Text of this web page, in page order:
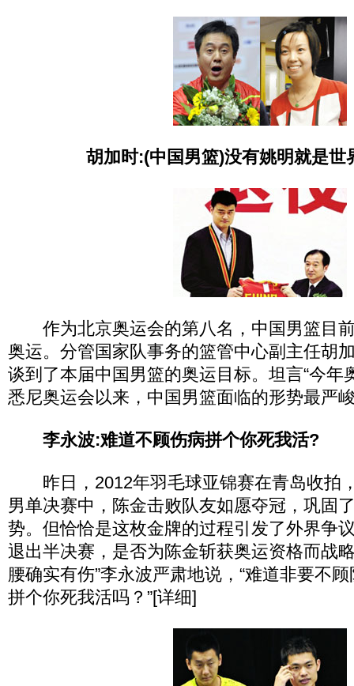
胡加时:(中国男篮)没有姚明就是世
作为北京奥运会的第八名，中国男篮目
奥运。分管国家队事务的篮管中心副主任胡
谈到了本届中国男篮的奥运目标。坦言“今年
悉尼奥运会以来，中国男篮面临的形势最严
李永波:难道不顾伤病拼个你死我活?
昨日，2012年羽毛球亚锦赛在青岛收拍
男单决赛中，陈金击败队友如愿夺冠，巩固
势。但恰恰是这枚金牌的过程引发了外界
退出半决赛，是否为陈金斩获奥运资格而战
腰确实有伤”李永波严肃地说，“难道非要不
拼个你死我活吗？”[详细]